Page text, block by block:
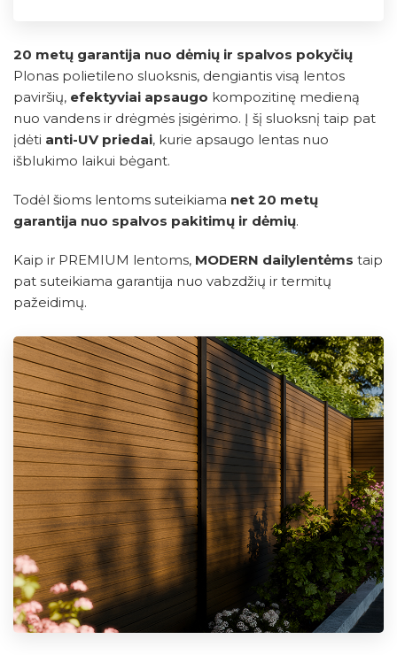
20 metų garantija nuo dėmių ir spalvos pokyčių
Plonas polietileno sluoksnis, dengiantis visą lentos
paviršių, efektyviai apsaugo kompozitinę medieną
nuo vandens ir drėgmės įsigėrimo. Į šį sluoksnį taip pat
įdėti anti-UV priedai, kurie apsaugo lentas nuo
išblukimo laikui bėgant.
Todėl šioms lentoms suteikiama net 20 metų
garantija nuo spalvos pakitimų ir dėmių.
Kaip ir PREMIUM lentoms, MODERN dailylentėms taip
pat suteikiama garantija nuo vabzdžių ir termitų
pažeidimų.